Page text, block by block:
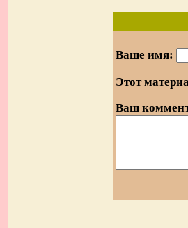
Ваше имя:
Этот
Ваш